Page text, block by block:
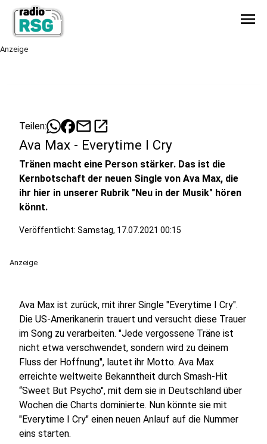
menu
Anzeige
Teilen: mailopen_in_new
Ava Max - Everytime I Cry
Tränen macht eine Person stärker. Das ist die
Kernbotschaft der neuen Single von Ava Max, die
ihr hier in unserer Rubrik "Neu in der Musik" hören
könnt.
Veröffentlicht: Samstag, 17.07.2021 00:15
Anzeige
Ava Max ist zurück, mit ihrer Single "Everytime I Cry".
Die US-Amerikanerin trauert und versucht diese Trauer
im Song zu verarbeiten. "Jede vergossene Träne ist
nicht etwa verschwendet, sondern wird zu deinem
Fluss der Hoffnung", lautet ihr Motto. Ava Max
erreichte weltweite Bekanntheit durch Smash-Hit
“Sweet But Psycho", mit dem sie in Deutschland über
Wochen die Charts dominierte. Nun könnte sie mit
"Everytime I Cry" einen neuen Anlauf auf die Nummer
eins starten.